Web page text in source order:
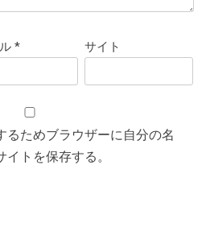
* サイト
ためブラウザーに自分の名
トを保存する。